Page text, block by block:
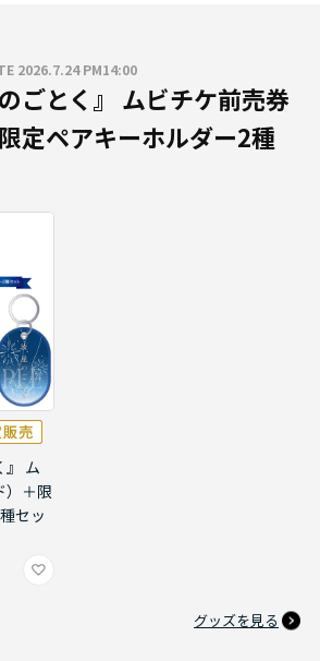
2026.7.24 PM14:00
ごとく』 ムビチケ前売券
定ペアキーホルダー2種
』 ム
）＋限
セッ
グッズを見る